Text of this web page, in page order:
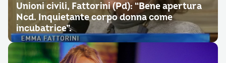
Unioni civili, Fattorini (Pd): “Bene apertura
Ncd. Inquietante corpo donna come
incubatrice”.